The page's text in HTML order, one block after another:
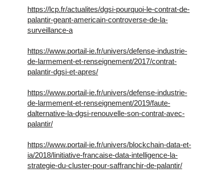
https://lcp.fr/actualites/dgsi-pourquoi-le-contrat-de-
palantir-geant-americain-controverse-de-la-
surveillance-a
https://www.portail-ie.fr/univers/defense-industrie-
de-larmement-et-renseignement/2017/contrat-
palantir-dgsi-et-apres/
https://www.portail-ie.fr/univers/defense-industrie-
de-larmement-et-renseignement/2019/faute-
dalternative-la-dgsi-renouvelle-son-contrat-avec-
palantir/
https://www.portail-ie.fr/univers/blockchain-data-et-
ia/2018/linitiative-francaise-data-intelligence-la-
strategie-du-cluster-pour-saffranchir-de-palantir/